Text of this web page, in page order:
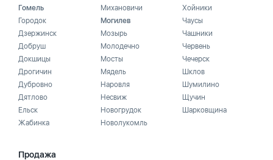
Гомель
Городок
Дзержинск
Добруш
Докшицы
Дрогичин
Дубровно
Дятлово
Ельск
Жабинка
Михановичи
Могилев
Мозырь
Молодечно
Мосты
Мядель
Наровля
Несвиж
Новогрудок
Новолукомль
Хойники
Чаусы
Чашники
Червень
Чечерск
Шклов
Шумилино
Щучин
Шарковщина
Продажа